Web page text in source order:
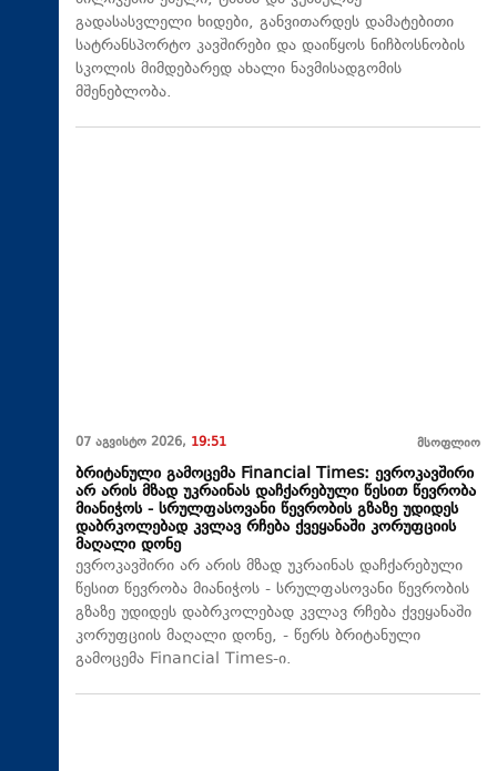
გადასასვლელი ხიდები, განვითარდეს დამატებითი
სატრანსპორტო კავშირები და დაიწყოს ნიჩბოსნობის
სკოლის მიმდებარედ ახალი ნავმისადგომის
მშენებლობა.
07 აგვისტო 2026, 19:51 მსოფლიო
ბრიტანული გამოცემა Financial Times: ევროკავშირი
არ არის მზად უკრაინას დაჩქარებული წესით წევრობა
მიანიჭოს - სრულფასოვანი წევრობის გზაზე უდიდეს
დაბრკოლებად კვლავ რჩება ქვეყანაში კორუფციის
მაღალი დონე
ევროკავშირი არ არის მზად უკრაინას დაჩქარებული
წესით წევრობა მიანიჭოს - სრულფასოვანი წევრობის
გზაზე უდიდეს დაბრკოლებად კვლავ რჩება ქვეყანაში
კორუფციის მაღალი დონე, - წერს ბრიტანული
გამოცემა Financial Times-ი.